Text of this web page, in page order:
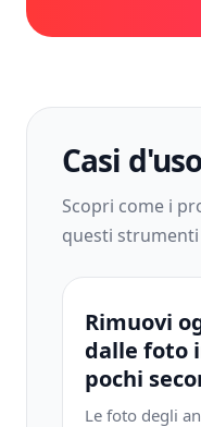
Casi
Scopri come i
questi
Rimuovi
dalle foto
pochi
Le foto degli